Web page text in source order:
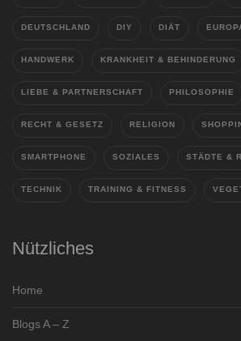
DEUTSCHLAND DIY DIÄT
HANDWERK KRANKHEIT & BEHINDERUNG
LIEBE & PARTNERSCHAFT PHILOSOPHIE
RECHT & GESETZ RELIGION
SMARTPHONE SOZIALES STÄDTE &
TECHNIK TRAINING & FITNESS
Nützliches
Home
Blogs A – Z